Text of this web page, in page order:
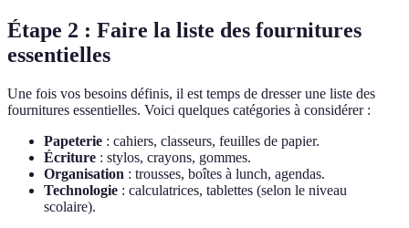
Étape 2 : Faire la liste des fournitures
essentielles
Une fois vos besoins définis, il est temps de dresser une liste des
fournitures essentielles. Voici quelques catégories à considérer :
Papeterie : cahiers, classeurs, feuilles de papier.
Écriture : stylos, crayons, gommes.
Organisation : trousses, boîtes à lunch, agendas.
Technologie : calculatrices, tablettes (selon le niveau
scolaire).